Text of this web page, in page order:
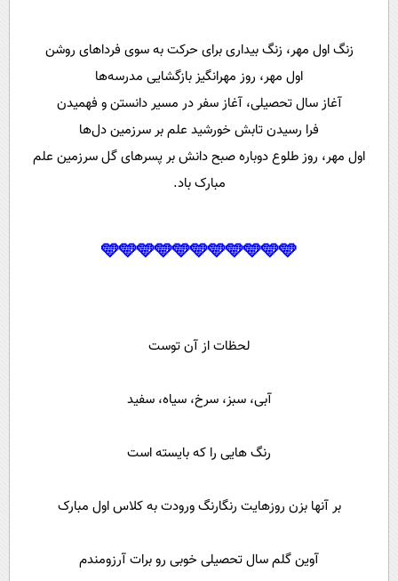
زنگ اول مهر، زنگ بیداری برای حرکت به سوی فردا‌های روشن
اول مهر، روز مهرانگیز بازگشایی مدرسه‌ها
آغاز سال تحصیلی، آغاز سفر در مسیر دانستن و فهمیدن
فرا رسیدن تابش خورشید علم بر سرزمین دل‌ها
اول مهر، روز طلوع دوباره صبح دانش بر پسرهای گل سرزمین علم
مبارک باد.
🩵🩵🩵🩵🩵🩵🩵🩵🩵🩵🩵
لحظات از آن توست
آبی، سبز، سرخ، سیاه، سفید
رنگ هایی را که بایسته است
بر آنها بزن روزهایت رنگارنگ ورودت به کلاس اول مبارک
آوین گلم سال تحصیلی خوبی رو برات آرزومندم